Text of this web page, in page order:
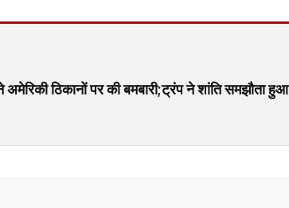
ठिकानों पर की बमबारी;ट्रंप ने शांति समझौता हुआ